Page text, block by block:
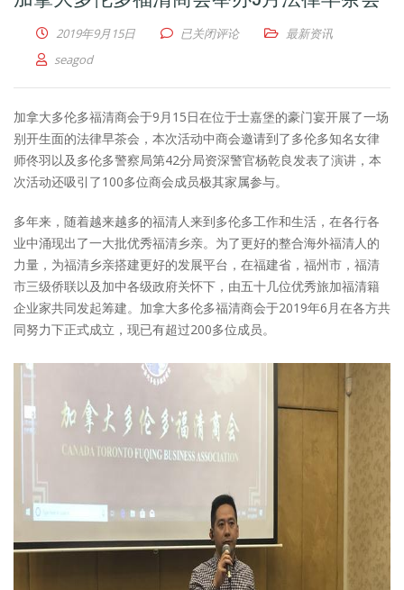
2019年9月15日 加拿大多伦多福清商会举办9月法律早茶会
已关闭评论
最新资讯
seagod
加拿大多伦多福清商会于9月15日在位于士嘉堡的豪门宴开展了一场
别开生面的法律早茶会，本次活动中商会邀请到了多伦多知名女律
师佟羽以及多伦多警察局第42分局资深警官杨乾良发表了演讲，本
次活动还吸引了100多位商会成员极其家属参与。
多年来，随着越来越多的福清人来到多伦多工作和生活，在各行各
业中涌现出了一大批优秀福清乡亲。为了更好的整合海外福清人的
力量，为福清乡亲搭建更好的发展平台，在福建省，福州市，福清
市三级侨联以及加中各级政府关怀下，由五十几位优秀旅加福清籍
企业家共同发起筹建。加拿大多伦多福清商会于2019年6月在各方共
同努力下正式成立，现已有超过200多位成员。